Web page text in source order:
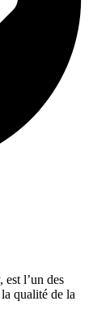
, est l’un des
qualité de la